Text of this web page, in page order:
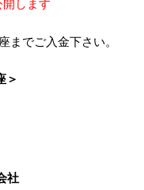
します
までご入金下さい。
＞
社